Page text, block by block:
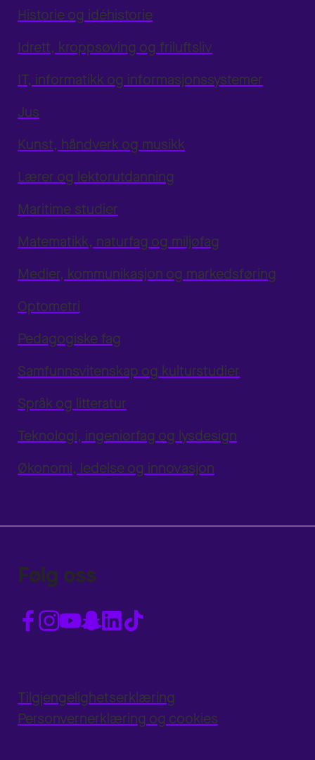
Historie og idéhistorie
Idrett, kroppsøving og friluftsliv
IT, informatikk og informasjonssystemer
Jus
Kunst, håndverk og musikk
Lærer og lektorutdanning
Maritime studier
Matematikk, naturfag og miljøfag
Medier, kommunikasjon og markedsføring
Optometri
Pedagogiske fag
Samfunnsvitenskap og kulturstudier
Språk og litteratur
Teknologi, ingeniørfag og lysdesign
Økonomi, ledelse og innovasjon
Følg oss
Tilgjengelighetserklæring
Personvernerklæring og cookies